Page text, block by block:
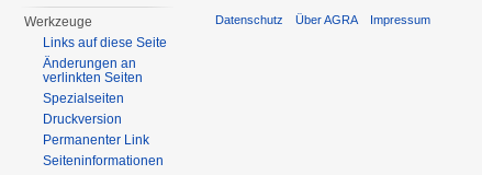
Werkzeuge
Links auf diese Seite
Änderungen an
verlinkten Seiten
Spezialseiten
Druckversion
Permanenter Link
Seiten­informationen
Datenschutz Über AGRA Impressum